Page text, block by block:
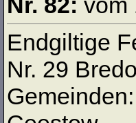
Endgiltige
Nr. 29